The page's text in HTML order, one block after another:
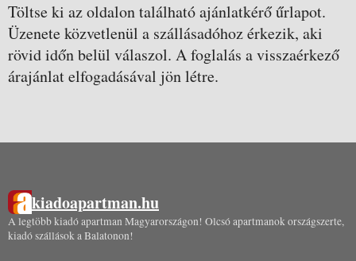
Töltse ki az oldalon található ajánlatkérő űrlapot.
Üzenete közvetlenül a szállásadóhoz érkezik, aki
rövid időn belül válaszol. A foglalás a visszaérkező
árajánlat elfogadásával jön létre.
kiadoapartman.hu
A legtöbb kiadó apartman Magyarországon! Olcsó apartmanok országszerte,
kiadó szállások a Balatonon!